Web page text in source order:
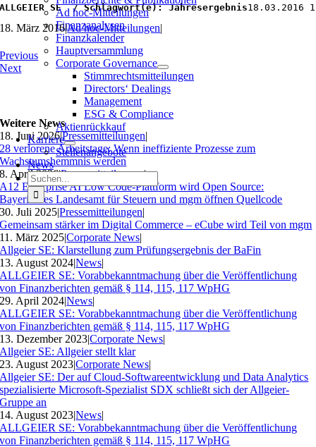
Ad hoc-Mitteilungen
Finanzanalysen
Finanzkalender
Hauptversammlung
Corporate Governance
Stimmrechtsmitteilungen
Directors‘ Dealings
Management
ESG & Compliance
Aktienrückkauf
Karriere
Stellenangebote
News
Suche
nach:
ALLGEIER SE  / Schlagwort(e): Jahresergebnis18.03.2016
18. März 2016|Ad hoc-Mitteilungen|
Previous
Next
Weitere News
18. Juni 2026|Pressemitteilungen|
28 verlorene Arbeitstage: Wenn ineffiziente Prozesse zum
Wachstumshemmnis werden
8. April 2026|Pressemitteilungen|
A12 Enterprise AI Low Code-Plattform wird Open Source:
Bayerisches Landesamt für Steuern und mgm öffnen Quellcode
30. Juli 2025|Pressemitteilungen|
Gemeinsam stärker im Digital Commerce – eCube wird Teil von mgm
11. März 2025|Corporate News|
Allgeier SE: Klarstellung zum Prüfungsergebnis der BaFin
13. August 2024|News|
ALLGEIER SE: Vorabbekanntmachung über die Veröffentlichung
von Finanzberichten gemäß § 114, 115, 117 WpHG
29. April 2024|News|
ALLGEIER SE: Vorabbekanntmachung über die Veröffentlichung
von Finanzberichten gemäß § 114, 115, 117 WpHG
13. Dezember 2023|Corporate News|
Allgeier SE: Allgeier stellt klar
23. August 2023|Corporate News|
Allgeier SE: Der auf Cloud-Softwareentwicklung und Data Analytics
spezialisierte Microsoft-Spezialist SDX schließt sich der Allgeier-
Gruppe an
14. August 2023|News|
ALLGEIER SE: Vorabbekanntmachung über die Veröffentlichung
von Finanzberichten gemäß § 114, 115, 117 WpHG